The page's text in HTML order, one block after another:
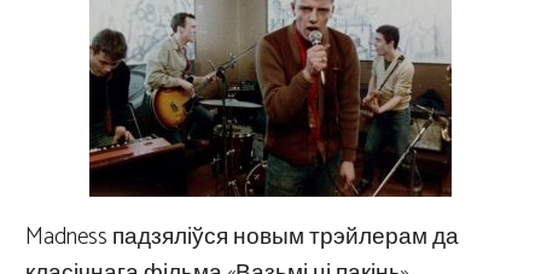
Madness падзяліўся новым трэйлерам да